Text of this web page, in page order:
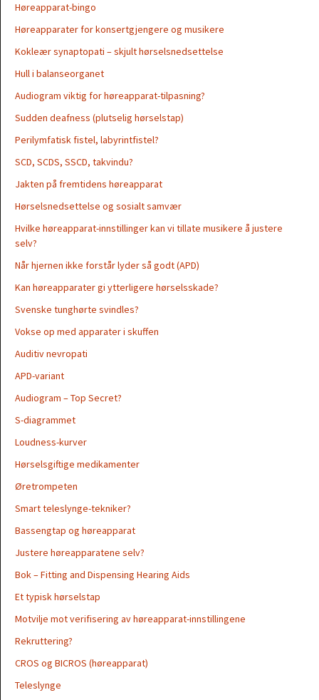
Høreapparat-bingo
Høreapparater for konsertgjengere og musikere
Kokleær synaptopati – skjult hørselsnedsettelse
Hull i balanseorganet
Audiogram viktig for høreapparat-tilpasning?
Sudden deafness (plutselig hørselstap)
Perilymfatisk fistel, labyrintfistel?
SCD, SCDS, SSCD, takvindu?
Jakten på fremtidens høreapparat
Hørselsnedsettelse og sosialt samvær
Hvilke høreapparat-innstillinger kan vi tillate musikere å justere
selv?
Når hjernen ikke forstår lyder så godt (APD)
Kan høreapparater gi ytterligere hørselsskade?
Svenske tunghørte svindles?
Vokse op med apparater i skuffen
Auditiv nevropati
APD-variant
Audiogram – Top Secret?
S-diagrammet
Loudness-kurver
Hørselsgiftige medikamenter
Øretrompeten
Smart teleslynge-tekniker?
Bassengtap og høreapparat
Justere høreapparatene selv?
Bok – Fitting and Dispensing Hearing Aids
Et typisk hørselstap
Motvilje mot verifisering av høreapparat-innstillingene
Rekruttering?
CROS og BICROS (høreapparat)
Teleslynge